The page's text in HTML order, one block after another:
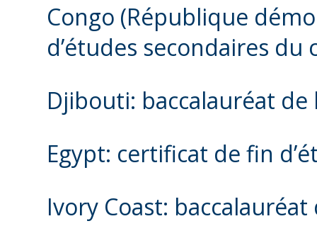
Congo (République
d’études secondaires du
Djibouti: baccalauréat de
Egypt: certificat de fin
Ivory Coast: